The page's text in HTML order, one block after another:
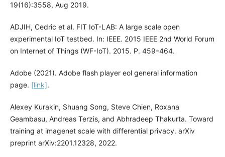
19(16):3558, Aug 2019.
ADJIH, Cedric et al. FIT IoT-LAB: A large scale open
experimental IoT testbed. In: IEEE. 2015 IEEE 2nd World Forum
on Internet of Things (WF-IoT). 2015. P. 459–464.
Adobe (2021). Adobe flash player eol general information
page. [link].
Alexey Kurakin, Shuang Song, Steve Chien, Roxana
Geambasu, Andreas Terzis, and Abhradeep Thakurta. Toward
training at imagenet scale with differential privacy. arXiv
preprint arXiv:2201.12328, 2022.